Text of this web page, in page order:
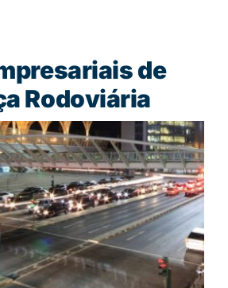
de
Rodoviária